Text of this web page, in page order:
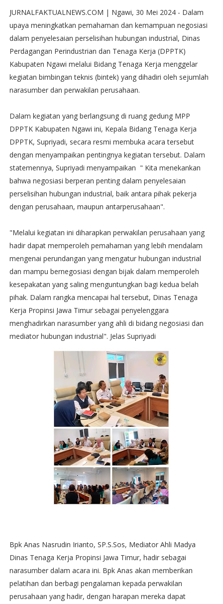
JURNALFAKTUALNEWS.COM | Ngawi, 30 Mei 2024 - Dalam
upaya meningkatkan pemahaman dan kemampuan negosiasi
dalam penyelesaian perselisihan hubungan industrial, Dinas
Perdagangan Perindustrian dan Tenaga Kerja (DPPTK)
Kabupaten Ngawi melalui Bidang Tenaga Kerja menggelar
kegiatan bimbingan teknis (bintek) yang dihadiri oleh sejumlah
narasumber dan perwakilan perusahaan.
Dalam kegiatan yang berlangsung di ruang gedung MPP
DPPTK Kabupaten Ngawi ini, Kepala Bidang Tenaga Kerja
DPPTK, Supriyadi, secara resmi membuka acara tersebut
dengan menyampaikan pentingnya kegiatan tersebut. Dalam
statemennya, Supriyadi menyampaikan " Kita menekankan
bahwa negosiasi berperan penting dalam penyelesaian
perselisihan hubungan industrial, baik antara pihak pekerja
dengan perusahaan, maupun antarperusahaan".
"Melalui kegiatan ini diharapkan perwakilan perusahaan yang
hadir dapat memperoleh pemahaman yang lebih mendalam
mengenai perundangan yang mengatur hubungan industrial
dan mampu bernegosiasi dengan bijak dalam memperoleh
kesepakatan yang saling menguntungkan bagi kedua belah
pihak. Dalam rangka mencapai hal tersebut, Dinas Tenaga
Kerja Propinsi Jawa Timur sebagai penyelenggara
menghadirkan narasumber yang ahli di bidang negosiasi dan
mediator hubungan industrial". Jelas Supriyadi
Bpk Anas Nasrudin Irianto, SP.S.Sos, Mediator Ahli Madya
Dinas Tenaga Kerja Propinsi Jawa Timur, hadir sebagai
narasumber dalam acara ini. Bpk Anas akan memberikan
pelatihan dan berbagi pengalaman kepada perwakilan
perusahaan yang hadir, dengan harapan mereka dapat